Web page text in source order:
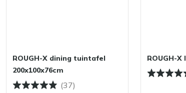
ROUGH-X dining tuintafel
200x100x76cm
(37)
ROUGH-X